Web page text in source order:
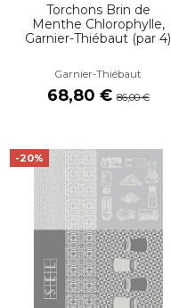
Torchons Brin de
Menthe Chlorophylle,
Garnier-Thiébaut (par 4)
Garnier-Thiébaut
68,80 €86,00 €
-20%